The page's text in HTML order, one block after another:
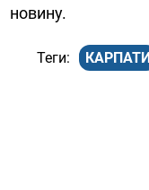
новину.
КАРПАТИ